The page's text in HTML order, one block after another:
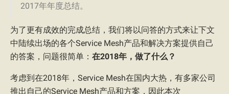
2017年年度总结。
为了更有成效的完成总结，我们将以问答的方式来让下文
中陆续出场的各个Service Mesh产品和解决方案提供自己
的答案，问题很简单： 在2018年，做了什么？
考虑到在2018年，Service Mesh在国内大热，有多家公司
推出自己的Service Mesh产品和方案，因此本次